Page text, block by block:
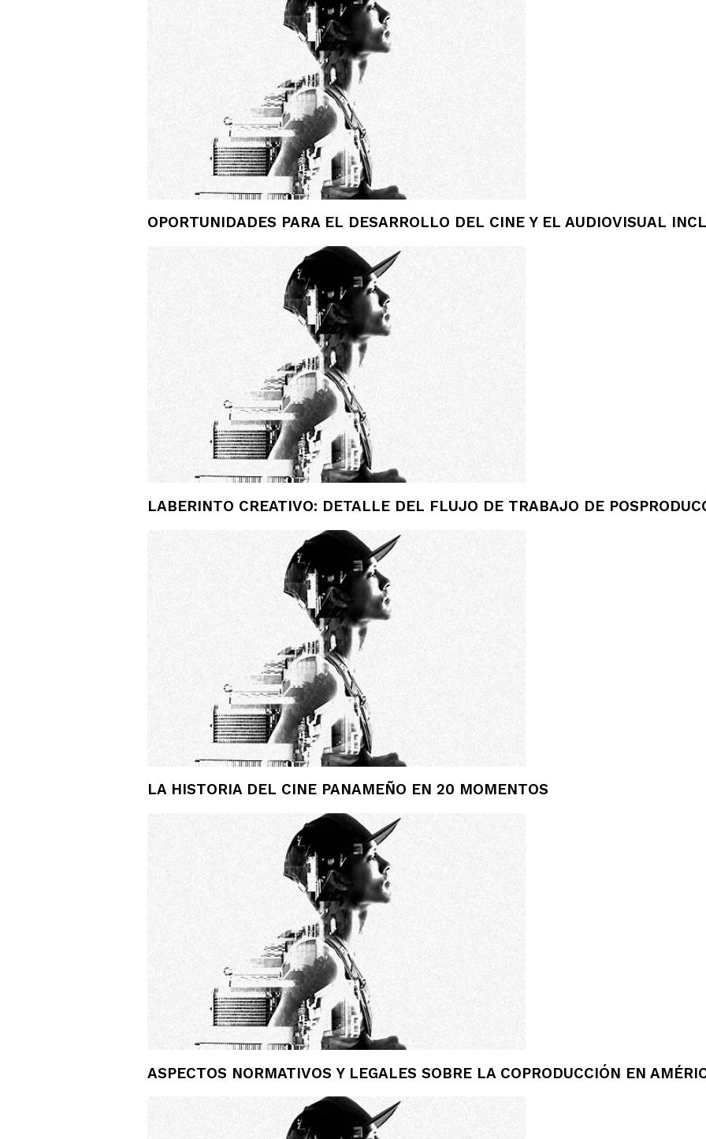
OPORTUNIDADES PARA EL DESARROLLO DEL CINE Y EL AUDIOVISUAL
LABERINTO CREATIVO: DETALLE DEL FLUJO DE TRABAJO DE
LA HISTORIA DEL CINE PANAMEÑO EN 20 MOMENTOS
ASPECTOS NORMATIVOS Y LEGALES SOBRE LA COPRODUCCIÓN EN